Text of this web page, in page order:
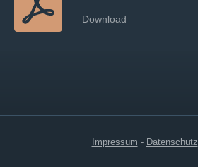
Download
Impressum - Datenschutz